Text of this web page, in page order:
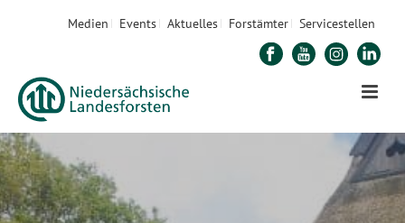
Medien Events Aktuelles Forstämter Servicestellen